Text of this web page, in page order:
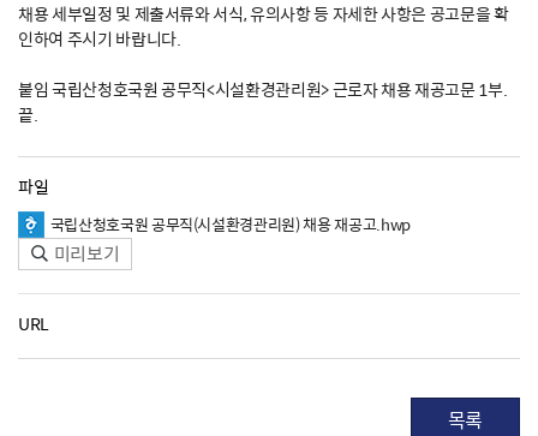
채용 세부일정 및 제출서류와 서식, 유의사항 등 자세한 사항은 공고문을 확
인하여 주시기 바랍니다.
붙임 국립산청호국원 공무직<시설환경관리원> 근로자 채용 재공고문 1부.
끝.
파일
국립산청호국원 공무직(시설환경관리원) 채용 재공고.hwp
미리보기
URL
목록